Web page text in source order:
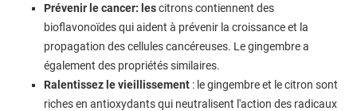
Prévenir le cancer: lescitrons contiennent des
bioflavonoïdes qui aident à prévenir la croissance et la
propagation des cellules cancéreuses. Le gingembre a
également des propriétés similaires.
Ralentissez le vieillissement : le gingembre et le citron sont
riches en antioxydants qui neutralisent l'action des radicaux